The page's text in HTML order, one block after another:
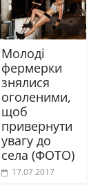
Молоді
фермерки
знялися
оголеними,
щоб
привернути
увагу до
села (ФОТО)
17.07.2017